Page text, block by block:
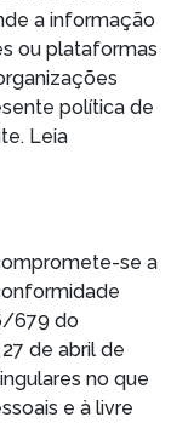
a informação
ou plataformas
política de
Leia
se a
679 do
de abril de
no que
e à livre